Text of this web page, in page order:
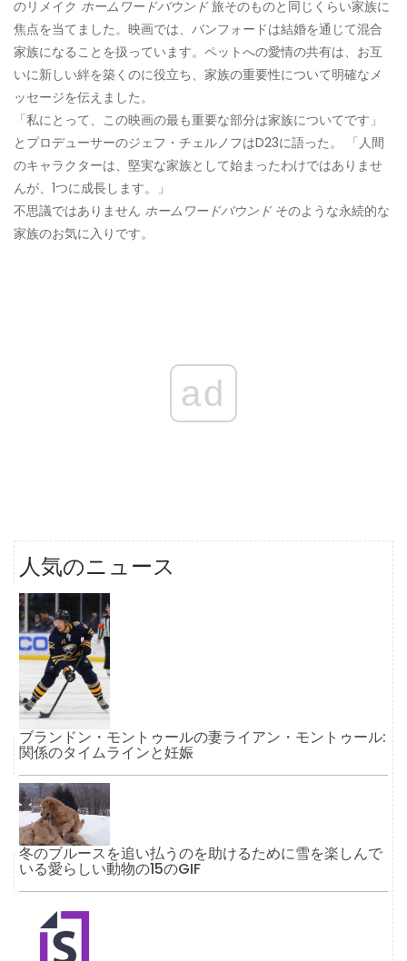
のリメイク ホームワードバウンド旅そのものと同じくらい家族に
焦点を当てました。映画では、バンフォードは結婚を通じて混合
家族になることを扱っています。ペットへの愛情の共有は、お互
いに新しい絆を築くのに役立ち、家族の重要性について明確なメ
ッセージを伝えました。
「私にとって、この映画の最も重要な部分は家族についてです」
とプロデューサーのジェフ・チェルノフはD23に語った。 「人間
のキャラクターは、堅実な家族として始まったわけではありませ
んが、1つに成長します。」
不思議ではありません ホームワードバウンドそのような永続的な
家族のお気に入りです。
ad
人気のニュース
ブランドン・モントゥールの妻ライアン・モントゥール:
関係のタイムラインと妊娠
冬のブルースを追い払うのを助けるために雪を楽しんで
いる愛らしい動物の15のGIF